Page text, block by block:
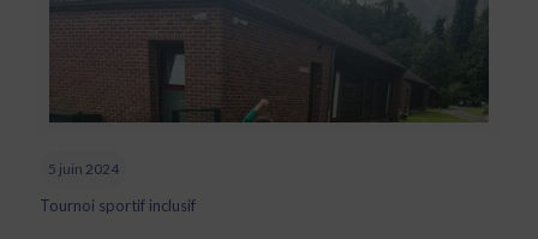
5 juin 2024
Tournoi sportif inclusif